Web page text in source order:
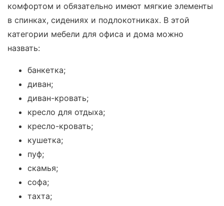
комфортом и обязательно имеют мягкие элементы
в спинках, сидениях и подлокотниках. В этой
категории мебели для офиса и дома можно
назвать:
банкетка;
диван;
диван-кровать;
кресло для отдыха;
кресло-кровать;
кушетка;
пуф;
скамья;
софа;
тахта;